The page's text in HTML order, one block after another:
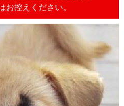
お控えください。